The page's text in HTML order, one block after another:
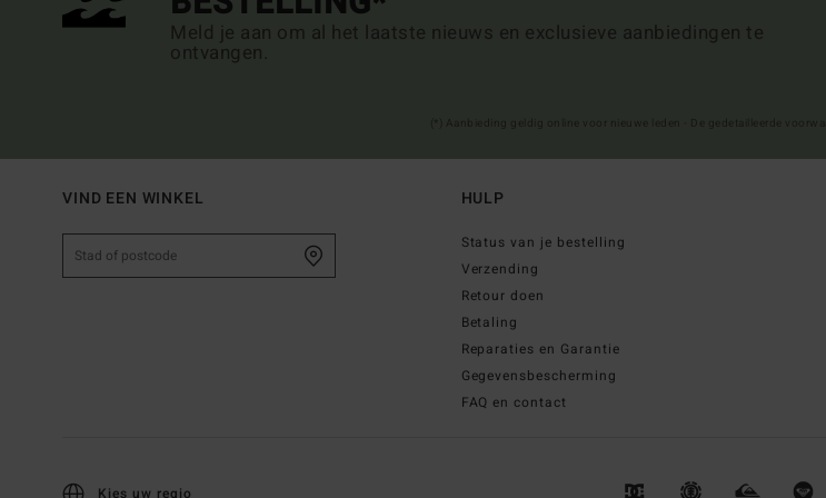
Meld je aan om al het laatste nieuws en exclusieve aanbiedingen te
ontvangen.
VIND EEN WINKEL HULP
Status van je bestelling
Verzending
Retour doen
Betaling
Reparaties en Garantie
Gegevensbescherming
FAQ en contact
Kies uw regio